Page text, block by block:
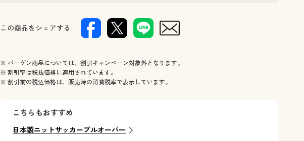
この商品をシェアする
※ バーゲン商品については、割引キャンペーン対象外となります。
※ 割引率は税抜価格に適用されています。
※ 割引前の税込価格は、販売時の消費税率で表示しています。
こちらもおすすめ
日本製ニットサッカープルオーバー